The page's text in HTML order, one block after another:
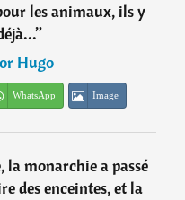
les animaux, ils y
”
Hugo
WhatsApp Image
monarchie a passé
des enceintes, et la